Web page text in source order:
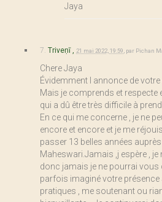
Jaya
7. Triveṇī , 21 mai 2022, 19:59 par Pichan
Chere Jaya
Évidemment l annonce de votre
Mais je comprends et respecte
qui a dû être très difficile à
En ce qui me concerne , je ne
encore et encore et je me
passer 13 belles années
Maheswari.Jamais ,j espère ,
donc jamais je ne pourrai vous
parfois imaginé votre
pratiques , me soutenant ou